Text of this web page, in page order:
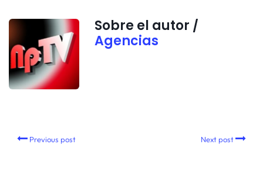
Sobre el autor /
Agencias
Previous post Next post